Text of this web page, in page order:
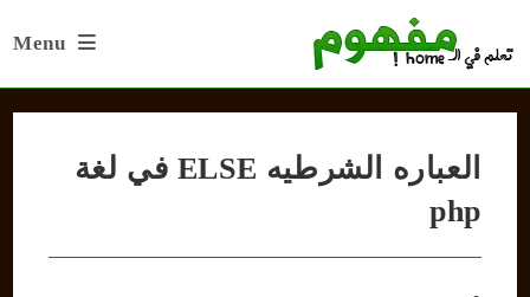
Menu
العباره الشرطيه ELSE في لغة
php